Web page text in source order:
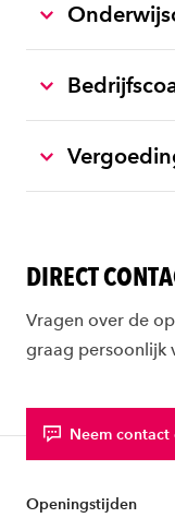
DIRECT
Vragen over de
graag persoonlijk
Neem contact
Openingstijden